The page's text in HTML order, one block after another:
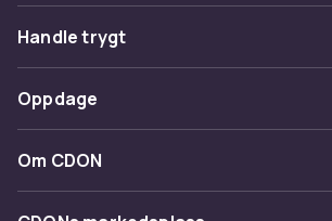
Skjermbeskyttere til
iPhone
For iPhone-entusiaster tilbyr vi et
du har en iPhone 15, iPhone SE
modell, har vi iPhone-
Vanlige spørsmål
Spor pakke
Angre & returner her
Kontakt oss
Handle trygt
Betaling
Levering
Oppdage
Kategorier
Varemerker
Om CDON
Om oss